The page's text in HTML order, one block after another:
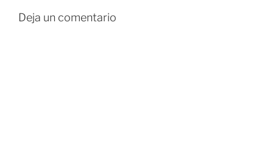
Deja un comentario